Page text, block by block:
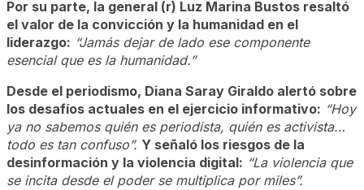
Por su parte, la general (r) Luz Marina Bustos resaltó
el valor de la convicción y la humanidad en el
liderazgo: “Jamás dejar de lado ese componente
esencial que es la humanidad.”
Desde el periodismo, Diana Saray Giraldo alertó sobre
los desafíos actuales en el ejercicio informativo: “Hoy
ya no sabemos quién es periodista, quién es activista…
todo es tan confuso”. Y señaló los riesgos de la
desinformación y la violencia digital: “La violencia que
se incita desde el poder se multiplica por miles”.